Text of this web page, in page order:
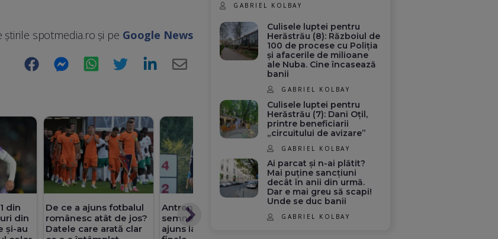
știrile spotmedia.ro și pe Google News
Facebook Messenger WhatsApp Twitter LinkedIn
din
din
și-au
De ce a ajuns fotbalul
românesc atât de jos?
Datele care arată clar
Antrenorul favorit să
semneze cu CFR Cluj a
ajuns la negocierile
De la aparat ortopedic
la titlul de cea mai
GABRIEL KOLBAY
Culisele luptei pentru
Herăstrău (8): Războiul de
100 de procese cu Poliția
și afacerile de milioane
ale Nuba. Cine încasează
banii
GABRIEL KOLBAY
Culisele luptei pentru
Herăstrău (7): Dani Oțil,
printre beneficiarii
„circuitului de avizare”
GABRIEL KOLBAY
Ai parcat și n-ai plătit?
Mai puține sancțiuni
decât în anii din urmă.
Dar e mai greu să scapi!
Unde se duc banii
GABRIEL KOLBAY